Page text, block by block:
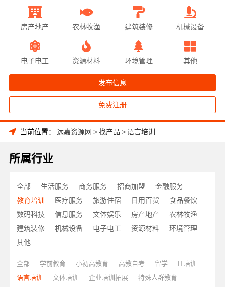
房产地产 农林牧渔 建筑装修 机械设备
电子电工 资源材料 环境管理 其他
发布信息
免费注册
当前位置： 远嘉资源网 >找产品 >语言培训
所属行业
全部 生活服务 商务服务 招商加盟
金融服务
教育培训
医疗服务 旅游住宿 日用百货
食品餐饮
数码科技
信息服务 文体娱乐 房产地产
农林牧渔
建筑装修
机械设备 电子电工 资源材料
环境管理
其他
全部 学前教育 小初高教育 高教自考 留学
IT培训
语言培训
文体培训 企业培训拓展 特殊人群教育